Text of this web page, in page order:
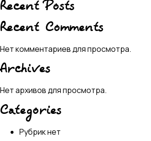
Recent Posts
Recent Comments
Нет комментариев для просмотра.
Archives
Нет архивов для просмотра.
Categories
Рубрик нет